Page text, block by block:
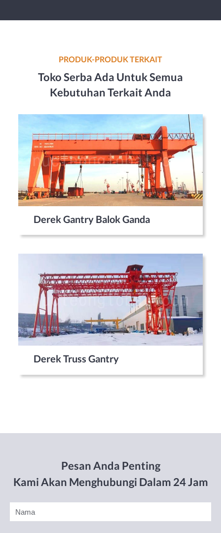
PRODUK-PRODUK TERKAIT
Toko Serba Ada Untuk Semua
Kebutuhan Terkait Anda
Derek Gantry Balok Ganda
Derek Truss Gantry
Pesan Anda Penting
Kami Akan Menghubungi Dalam 24 Jam